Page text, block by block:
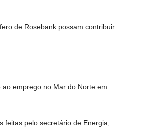
de Rosebank possam contribuir
emprego no Mar do Norte em
feitas pelo secretário de Energia,